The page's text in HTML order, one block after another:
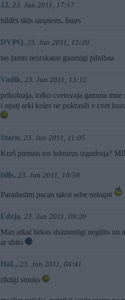
12, 23. Jun 2011, 17:17
bildēs tāds saspiests, šaurs
DVPQ, 23. Jun 2011, 13:20
tas jumts neizskatas gaumigi pilnibaa
Vadik, 23. Jun 2011, 13:12
prikolnaja, tolko cvetovaja gamma mne
i opatj arki koles ne pokrasili v cvet
Staris, 23. Jun 2011, 11:05
Kurš pirmais tos lukturus izgudroja?
bills, 23. Jun 2011, 10:58
Paradashni pacan takoi sebe nekupit
Edzja, 23. Jun 2011, 09:20
Man atkal liekas shausmiigi negliits
ar shito
HaL, 23. Jun 2011, 04:41
riktīgi smuks